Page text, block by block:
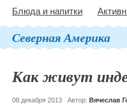
Блюда и напитки
Северная Америка
Как живут
08 декабря 2013 Автор: Вячеслав